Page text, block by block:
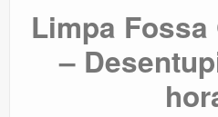
Limpa
–